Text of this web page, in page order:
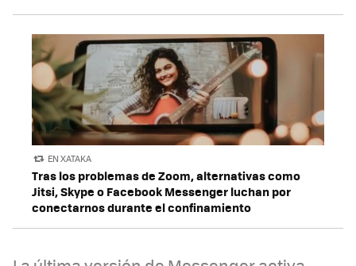
EN XATAKA
Tras los problemas de Zoom, alternativas como
Jitsi, Skype o Facebook Messenger luchan por
conectarnos durante el confinamiento